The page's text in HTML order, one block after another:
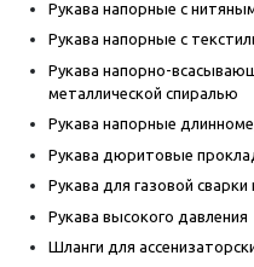
Рукава напорные с
Рукава напорные с
Рукава напорно-
металлической спиралью
Рукава напорные
Рукава дюритовые
Рукава для газовой
Рукава высокого давления
Шланги для